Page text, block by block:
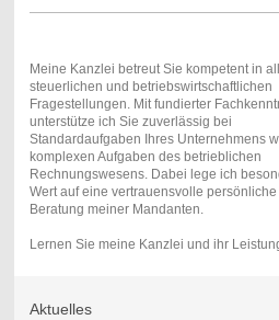
Meine Kanzlei betreut Sie kompetent in
steuerlichen und betriebswirtschaftlichen
Fragestellungen. Mit fundierter
unterstütze ich Sie zuverlässig bei
Standardaufgaben Ihres Unternehmens
komplexen Aufgaben des betrieblichen
Rechnungswesens. Dabei lege ich
Wert auf eine vertrauensvolle persönliche
Beratung meiner Mandanten.
Lernen Sie meine Kanzlei und ihr
Aktuelles